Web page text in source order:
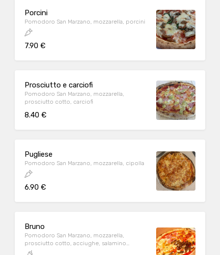
Porcini
Pomodoro San Marzano, mozzarella, porcini
7.90 €
Prosciutto e carciofi
Pomodoro San Marzano, mozzarella,
prosciutto cotto, carciofi
8.40 €
Pugliese
Pomodoro San Marzano, mozzarella, cipolla
6.90 €
Bruno
Pomodoro San Marzano, mozzarella,
prosciutto cotto, acciughe, salamino
piccante, peperoni, funghi champignon,